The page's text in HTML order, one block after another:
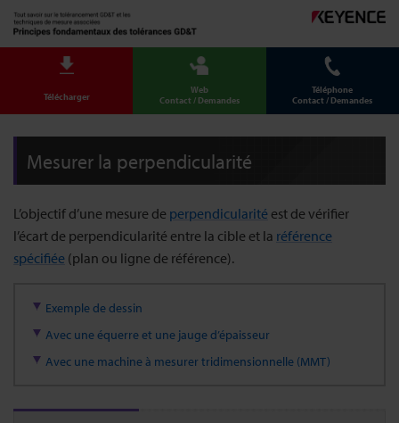
Télécharger
Web
Contact / Demandes
Téléphone
Contact / Demandes
Mesurer la perpendicularité
L’objectif d’une mesure de perpendicularité est de vérifier
l’écart de perpendicularité entre la cible et la référence
spécifiée (plan ou ligne de référence).
Exemple de dessin
Avec une équerre et une jauge d’épaisseur
Avec une machine à mesurer tridimensionnelle (MMT)